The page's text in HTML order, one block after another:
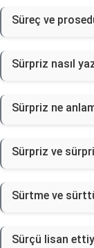
Süreç ve
Sürpriz nasıl
Sürpriz ne
Sürpriz ve
Sürtme ve
Sürçü lisan